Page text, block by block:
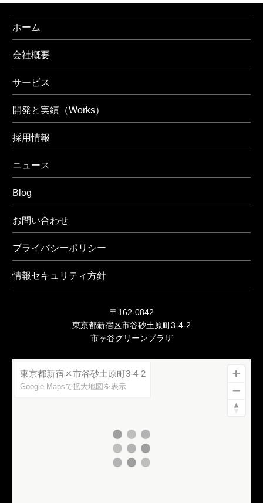
ホーム
会社概要
サービス
開発と実績（Works）
採用情報
ニュース
Blog
お問い合わせ
プライバシーポリシー
情報セキュリティ方針
〒162-0842
東京都新宿区市谷砂土原町3-4-2
市ヶ谷グリーンプラザ
東京都新宿区市谷砂土原町3-4-2
Google Mapsで拡大地図を表示